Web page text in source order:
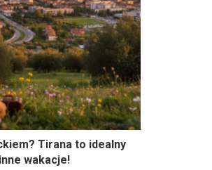
Tirana to idealny
wakacje!